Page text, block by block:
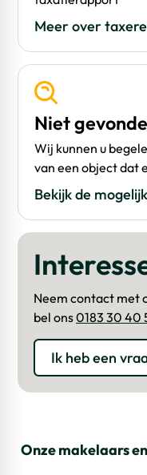
Nadere informatie
Indien u nadere
bezichtiging contact
telefoonnummer
info@bmak.nl.
Neem contact met
bel ons0183 30 40
Ik heb een
Meer over
Niet
Wij kunnen u
van een object dat
Bekijk de
Onze makelaars